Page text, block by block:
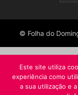
© Folha do
Este site utiliza
experiência como
a sua utilização e